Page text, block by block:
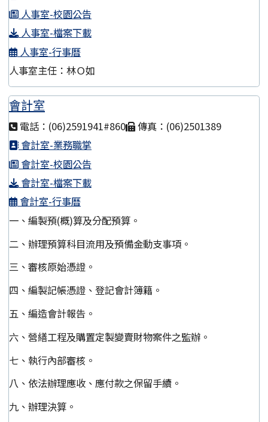
人事室-校園公告
人事室-檔案下載
人事室-行事曆
人事室主任：林Ｏ如
會計室
電話：(06)2591941#860
傳真：(06)2501389
會計室-業務職掌
會計室-校園公告
會計室-檔案下載
會計室-行事曆
一、編製預(概)算及分配預算。
二、辦理預算科目流用及預備金動支事項。
三、審核原始憑證。
四、編製記帳憑證、登記會計簿籍。
五、編造會計報告。
六、營繕工程及購置定製變賣財物案件之監辦。
七、執行內部審核。
八、依法辦理應收、應付款之保留手續。
九、辦理決算。